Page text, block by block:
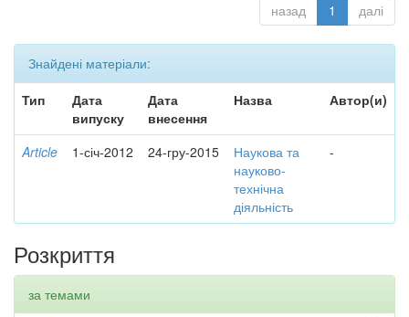
назад 1 далі
Знайдені матеріали:
Тип
Дата
випуску
Дата
внесення
Назва Автор(и)
Article 1-січ-2012 24-гру-2015
Наукова та
науково-
технічна
діяльність
-
Розкриття
за темами